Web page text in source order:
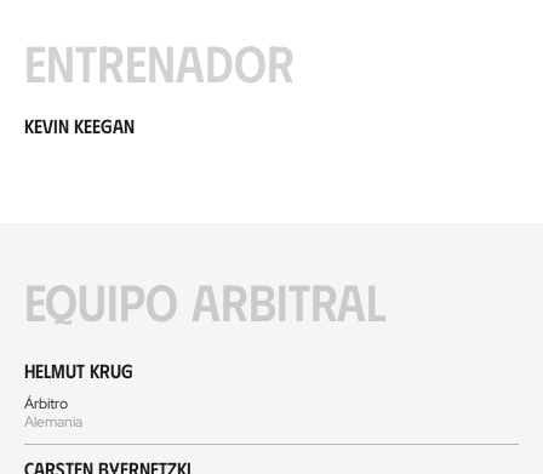
Entrenador
Kevin Keegan
Equipo arbitral
Helmut Krug
Árbitro
Alemania
Carsten Byernetzki